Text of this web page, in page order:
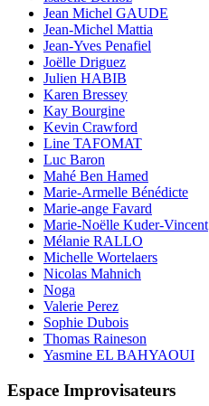
Jean Michel GAUDE
Jean-Michel Mattia
Jean-Yves Penafiel
Joëlle Driguez
Julien HABIB
Karen Bressey
Kay Bourgine
Kevin Crawford
Line TAFOMAT
Luc Baron
Mahé Ben Hamed
Marie-Armelle Bénédicte
Marie-ange Favard
Marie-Noëlle Kuder-Vincent
Mélanie RALLO
Michelle Wortelaers
Nicolas Mahnich
Noga
Valerie Perez
Sophie Dubois
Thomas Raineson
Yasmine EL BAHYAOUI
Espace Improvisateurs